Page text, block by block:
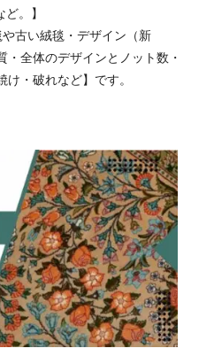
。】
古い絨毯・デザイン（新
全体のデザインとノット数・
・破れなど】です。